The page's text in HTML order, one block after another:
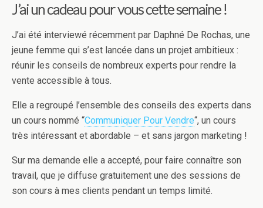
J’ai un cadeau pour vous cette semaine !
J’ai été interviewé récemment par Daphné De Rochas, une
jeune femme qui s’est lancée dans un projet ambitieux :
réunir les conseils de nombreux experts pour rendre la
vente accessible à tous.
Elle a regroupé l’ensemble des conseils des experts dans
un cours nommé “Communiquer Pour Vendre“, un cours
très intéressant et abordable – et sans jargon marketing !
Sur ma demande elle a accepté, pour faire connaître son
travail, que je diffuse gratuitement une des sessions de
son cours à mes clients pendant un temps limité.